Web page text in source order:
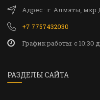
Адрес : г. Алматы, мкр
+7 7757432030
График работы: c 10:30
РАЗДЕЛЫ САЙТА